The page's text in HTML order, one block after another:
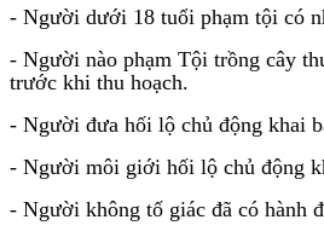
- Người dưới 18 tuổi phạm tội có
- Người nào phạm Tội trồng cây
trước khi thu hoạch.
- Người đưa hối lộ chủ động khai
- Người môi giới hối lộ chủ động
- Người không tố giác đã có hành